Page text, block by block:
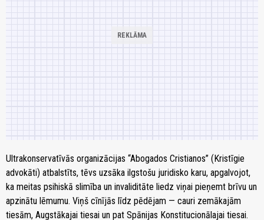
Ultrakonservatīvās organizācijas “Abogados Cristianos” (Kristīgie
advokāti) atbalstīts, tēvs uzsāka ilgstošu juridisko karu, apgalvojot,
ka meitas psihiskā slimība un invaliditāte liedz viņai pieņemt brīvu un
apzinātu lēmumu. Viņš cīnījās līdz pēdējam — cauri zemākajām
tiesām, Augstākajai tiesai un pat Spānijas Konstitucionālajai tiesai.